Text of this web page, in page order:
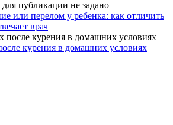
или перелом у ребенка: как отличить
врач
курения в домашних условиях